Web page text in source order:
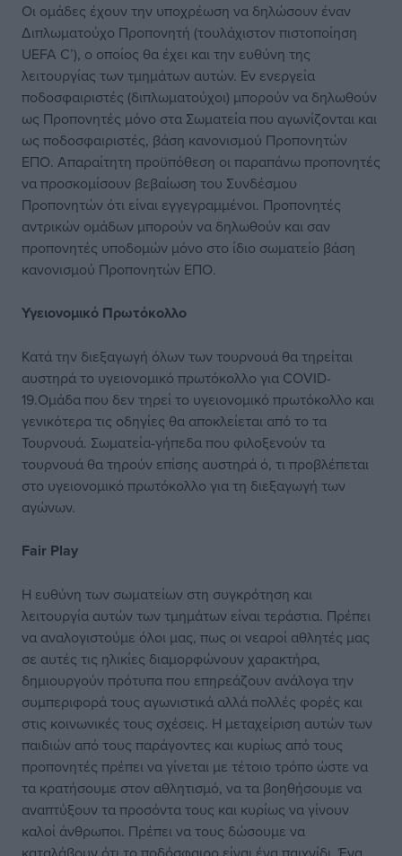
Οι ομάδες έχουν την υποχρέωση να δηλώσουν έναν
Διπλωματούχο Προπονητή (τουλάχιστον πιστοποίηση
UEFA C’), ο οποίος θα έχει και την ευθύνη της
λειτουργίας των τμημάτων αυτών. Εν ενεργεία
ποδοσφαιριστές (διπλωματούχοι) μπορούν να δηλωθούν
ως Προπονητές μόνο στα Σωματεία που αγωνίζονται και
ως ποδοσφαιριστές, βάση κανονισμού Προπονητών
ΕΠΟ. Απαραίτητη προϋπόθεση οι παραπάνω προπονητές
να προσκομίσουν βεβαίωση του Συνδέσμου
Προπονητών ότι είναι εγγεγραμμένοι. Προπονητές
αντρικών ομάδων μπορούν να δηλωθούν και σαν
προπονητές υποδομών μόνο στο ίδιο σωματείο βάση
κανονισμού Προπονητών ΕΠΟ.
Υγειονομικό Πρωτόκολλο
Κατά την διεξαγωγή όλων των τουρνουά θα τηρείται
αυστηρά το υγειονομικό πρωτόκολλο για COVID-
19.Ομάδα που δεν τηρεί το υγειονομικό πρωτόκολλο και
γενικότερα τις οδηγίες θα αποκλείεται από το τα
Τουρνουά. Σωματεία-γήπεδα που φιλοξενούν τα
τουρνουά θα τηρούν επίσης αυστηρά ό, τι προβλέπεται
στο υγειονομικό πρωτόκολλο για τη διεξαγωγή των
αγώνων.
Fair Play
Η ευθύνη των σωματείων στη συγκρότηση και
λειτουργία αυτών των τμημάτων είναι τεράστια. Πρέπει
να αναλογιστούμε όλοι μας, πως οι νεαροί αθλητές μας
σε αυτές τις ηλικίες διαμορφώνουν χαρακτήρα,
δημιουργούν πρότυπα που επηρεάζουν ανάλογα την
συμπεριφορά τους αγωνιστικά αλλά πολλές φορές και
στις κοινωνικές τους σχέσεις. Η μεταχείριση αυτών των
παιδιών από τους παράγοντες και κυρίως από τους
προπονητές πρέπει να γίνεται με τέτοιο τρόπο ώστε να
τα κρατήσουμε στον αθλητισμό, να τα βοηθήσουμε να
αναπτύξουν τα προσόντα τους και κυρίως να γίνουν
καλοί άνθρωποι. Πρέπει να τους δώσουμε να